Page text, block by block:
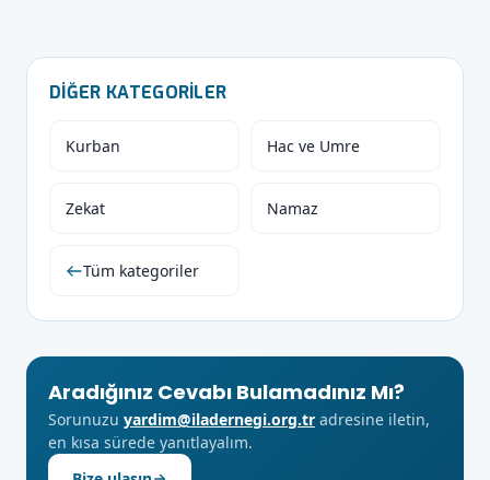
DIĞER KATEGORILER
Kurban Hac ve Umre
Zekat Namaz
Tüm kategoriler
Aradığınız Cevabı Bulamadınız Mı?
Sorunuzu yardim@iladernegi.org.tr adresine iletin,
en kısa sürede yanıtlayalım.